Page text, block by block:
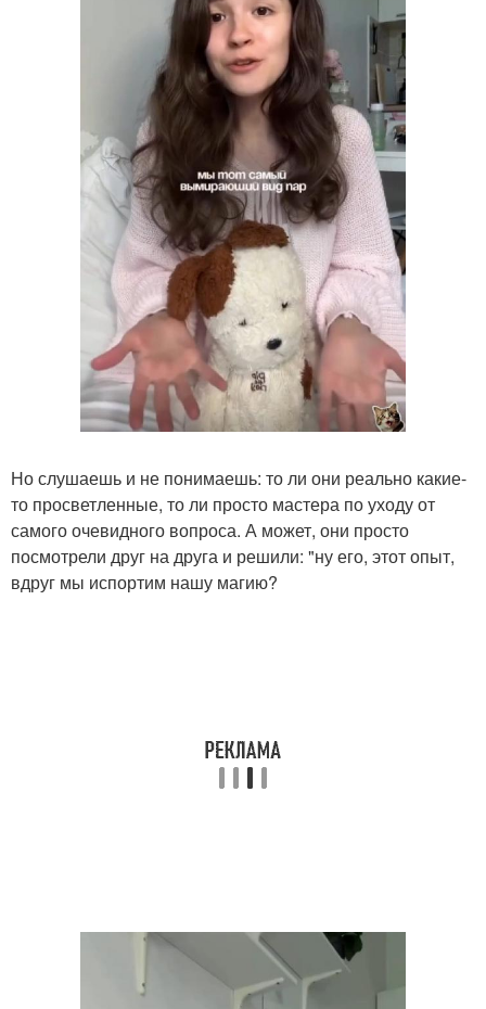
Но слушаешь и не понимаешь: то ли они реально какие-
то просветленные, то ли просто мастера по уходу от
самого очевидного вопроса. А может, они просто
посмотрели друг на друга и решили: "ну его, этот опыт,
вдруг мы испортим нашу магию?